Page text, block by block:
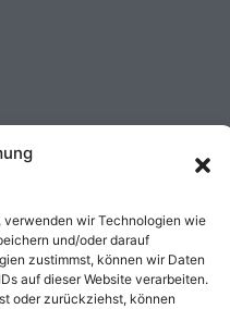
verwenden wir Technologien wie
und/oder darauf
zustimmst, können wir Daten
auf dieser Website verarbeiten.
oder zurückziehst, können